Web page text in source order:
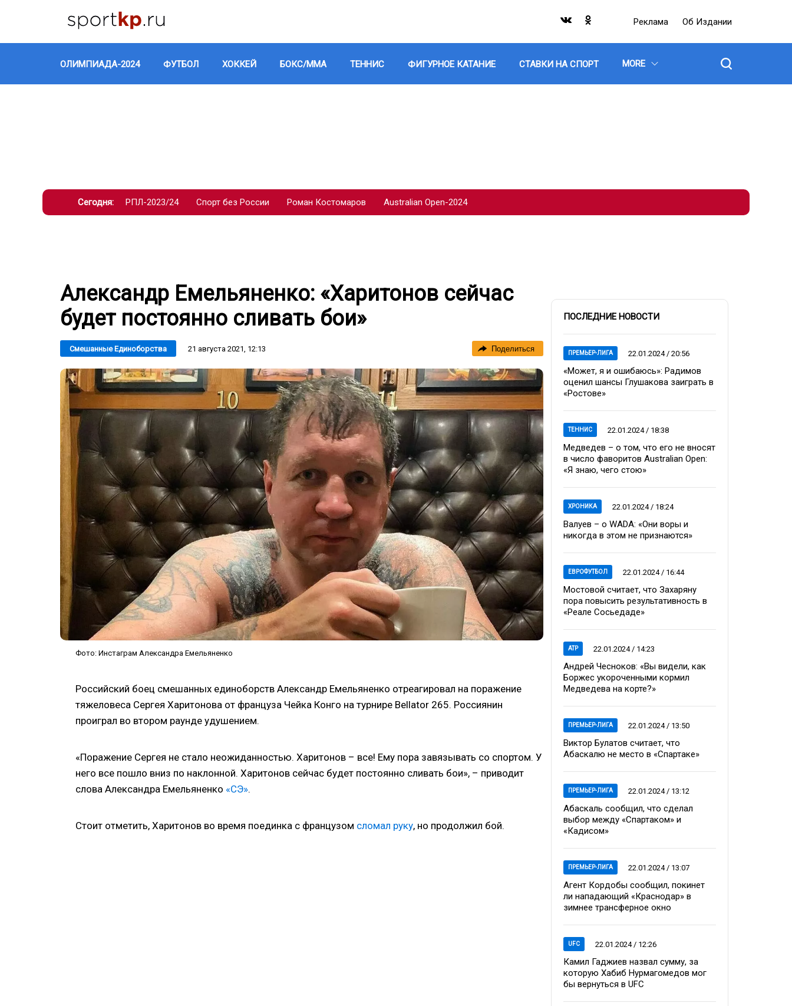
Реклама Об Издании
ОЛИМПИАДА-2024 ФУТБОЛ ХОККЕЙ БОКС/ММА ТЕННИС ФИГУРНОЕ КАТАНИЕ СТАВКИ НА СПОРТ MORE
Сегодня: РПЛ-2023/24 Спорт без России Роман Костомаров Australian Open-2024
Александр Емельяненко: «Харитонов сейчас
будет постоянно сливать бои»
Смешанные Единоборства 21 августа 2021, 12:13 Поделиться
Фото: Инстаграм Александра Емельяненко
Российский боец смешанных единоборств Александр Емельяненко отреагировал на поражение
тяжеловеса Сергея Харитонова от француза Чейка Конго на турнире Bellator 265. Россиянин
проиграл во втором раунде удушением.
«Поражение Сергея не стало неожиданностью. Харитонов – все! Ему пора завязывать со спортом. У
него все пошло вниз по наклонной. Харитонов сейчас будет постоянно сливать бои», – приводит
слова Александра Емельяненко «СЭ».
Стоит отметить, Харитонов во время поединка с французом сломал руку, но продолжил бой.
ПОСЛЕДНИЕ НОВОСТИ
ПРЕМЬЕР-ЛИГА 22.01.2024 / 20:56
«Может, я и ошибаюсь»: Радимов
оценил шансы Глушакова заиграть в
«Ростове»
ТЕННИС 22.01.2024 / 18:38
Медведев – о том, что его не вносят
в число фаворитов Australian Open:
«Я знаю, чего стою»
ХРОНИКА 22.01.2024 / 18:24
Валуев – о WADA: «Они воры и
никогда в этом не признаются»
ЕВРОФУТБОЛ 22.01.2024 / 16:44
Мостовой считает, что Захаряну
пора повысить результативность в
«Реале Сосьедаде»
ATP 22.01.2024 / 14:23
Андрей Чесноков: «Вы видели, как
Боржес укороченными кормил
Медведева на корте?»
ПРЕМЬЕР-ЛИГА 22.01.2024 / 13:50
Виктор Булатов считает, что
Абаскалю не место в «Спартаке»
ПРЕМЬЕР-ЛИГА 22.01.2024 / 13:12
Абаскаль сообщил, что сделал
выбор между «Спартаком» и
«Кадисом»
ПРЕМЬЕР-ЛИГА 22.01.2024 / 13:07
Агент Кордобы сообщил, покинет
ли нападающий «Краснодар» в
зимнее трансферное окно
UFC 22.01.2024 / 12:26
Камил Гаджиев назвал сумму, за
которую Хабиб Нурмагомедов мог
бы вернуться в UFC